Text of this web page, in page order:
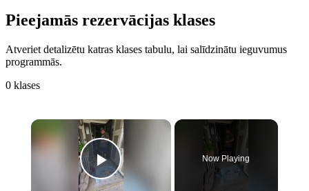
Pieejamās rezervācijas klases
Atveriet detalizētu katras klases tabulu, lai salīdzinātu ieguvumus
programmās.
0 klases
×
Play Video
Now Playing